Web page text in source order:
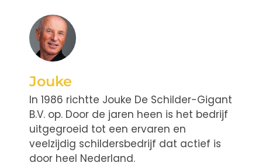
Jouke
In 1986 richtte Jouke De Schilder-Gigant
B.V. op. Door de jaren heen is het bedrijf
uitgegroeid tot een ervaren en
veelzijdig schildersbedrijf dat actief is
door heel Nederland.